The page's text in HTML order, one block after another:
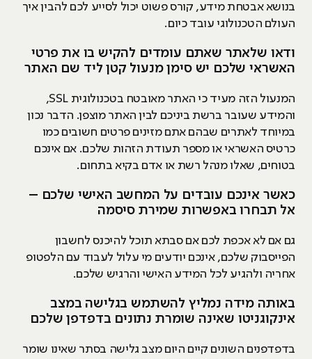
בנושא אבטחת מידע, קורס פשוט יכול לסייע לכם להבין איך
העולם הטכנולוגי עובד כיום.
ודאו שלאתר שאתם עומדים להקיש בו את פרטי
האשראי שלכם יש סימן מנעול קטן ליד שם האתר
המנעול הזה מעיד כי האתר מאובטח בטכנולוגית SSL,
והמידע שעובר ברשת ביניכם לבין האתר מוצפן. הדבר נכון
במיוחד לאתרים שבהם אתם מזינים פרטים חשובים כמו
כרטיס האשראי או מספר תעודת הזהות שלכם. אם אינכם
בטוחים, שאלו מנהל רשת או אדם בקיא בתחום.
כאשר אינכם עובדים על המחשב האישי שלכם –
אל תבחרו באפשרות שמירת סיסמה
גם אם לא אכפת לכם אם סבתא תוכל להיכנס לחשבון
הפייסבוק שלכם, אינכם יודעים מי עלול לעבוד עם הלפטופ
אחריה ולהגיע לכל המידע האישי והרגיש שלכם.
באותה מידה נמליץ להשתמש בגלישה במצב
אינקוגניטו שאינה שומרת נתונים בדפדפן שלכם
בדפדפנים השונים קיים היום מצב גלישה בסתר שאינו שומר